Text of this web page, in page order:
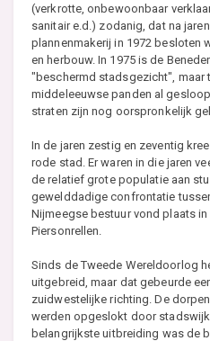
(verkrotte, onbewoonbaar
sanitair e.d.) zodanig, dat na
plannenmakerij in 1972 besloten
en herbouw. In 1975 is de
"beschermd stadsgezicht", maar
middeleeuwse panden al
straten zijn nog oorspronkelijk
In de jaren zestig en zeventig
rode stad. Er waren in die jaren
de relatief grote populatie aan
gewelddadige confrontatie
Nijmeegse bestuur vond plaats
Piersonrellen.
Sinds de Tweede Wereldoorlog
uitgebreid, maar dat gebeurde
zuidwestelijke richting. De
werden opgeslokt door
belangrijkste uitbreiding was de